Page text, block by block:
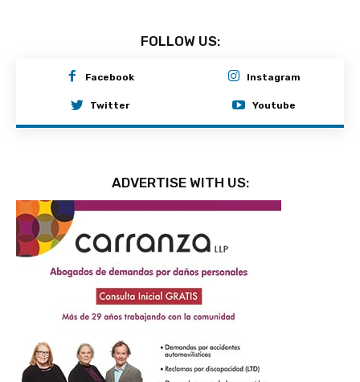
FOLLOW US:
Facebook Instagram
Twitter Youtube
ADVERTISE WITH US: